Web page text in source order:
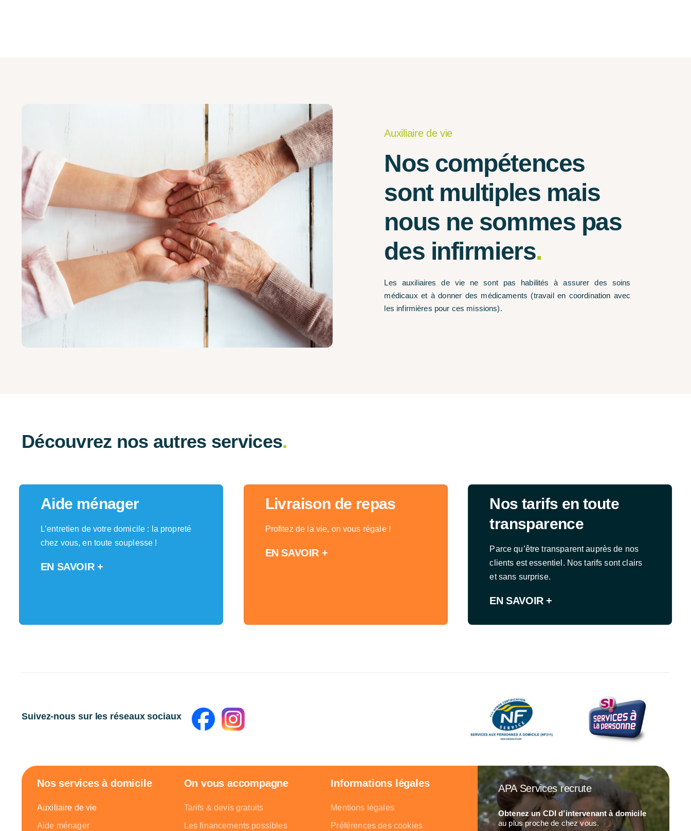
Auxiliaire de vie
Nos compétences
sont multiples mais
nous ne sommes pas
des infirmiers.
Les auxiliaires de vie ne sont pas habilités à assurer des soins
médicaux et à donner des médicaments (travail en coordination avec
les infirmières pour ces missions).
Découvrez nos autres services.
Aide ménager
L’entretien de votre domicile : la propreté
chez vous, en toute souplesse !
EN SAVOIR +
Livraison de repas
Profitez de la vie, on vous régale !
EN SAVOIR +
Nos tarifs en toute
transparence
Parce qu’être transparent auprès de nos
clients est essentiel. Nos tarifs sont clairs
et sans surprise.
EN SAVOIR +
Suivez-nous sur les réseaux sociaux
Nos services à domicile
Auxiliaire de vie
Aide ménager
On vous accompagne
Tarifs & devis gratuits
Les financements possibles
Informations légales
Mentions légales
Préférences des cookies
APA Services recrute
Obtenez un CDI d’intervenant à domicile
au plus proche de chez vous.